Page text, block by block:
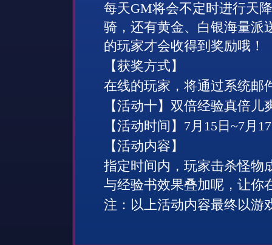
每天GM将会不定时进行天
骑，还有黄金、白银海量派
的玩家才会收得到奖励哦！
【获奖方式】
在线的玩家，将通过系统邮
【活动十】双倍经验真倍儿
【活动时间】 7月 15日~7月 17
【活动内容】
指定时间内，玩家击杀怪物
与经验书效果叠加呢，让你
注：以上活动内容最终以游